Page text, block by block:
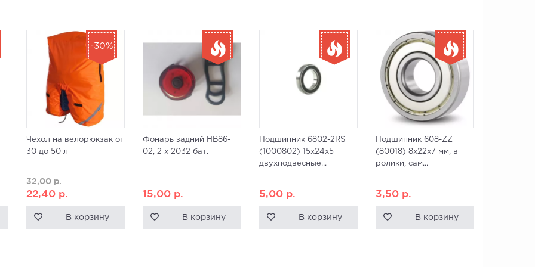
Чехол на велорюкзак от
30 до 50 л
32,00р.
22,40 р.
В корзину
-30%
Фонарь задний HB86-
02, 2 x 2032 бат.
15,00 р.
В корзину
Подшипник 6802-2RS
(1000802) 15x24x5
двухподвесные...
5,00 р.
В корзину
Подшипник 608-ZZ
(80018) 8x22x7 мм, в
ролики, сам...
3,50 р.
В корзину